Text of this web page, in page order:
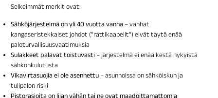
Selkeimmät merkit ovat:
Sähköjärjestelmä on yli 40 vuotta vanha – vanhat
kangaseristekkaiset johdot (”rättikaapelit”) eivät täytä enää
paloturvallisuusvaatimuksia
Sulakkeet palavat toistuvasti – järjestelmä ei enää kestä nykyistä
sähkönkulutusta
Vikavirtasuojia ei ole asennettu – asunnoissa on sähköiskun ja
tulipalon riski
Pistorasioita on liian vähän tai ne ovat maadoittamattomia